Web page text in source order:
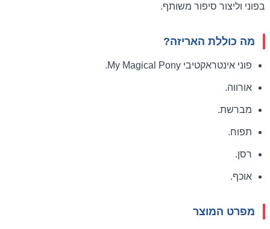
בפוני וליצור סיפור משותף.
מה כוללת האריזה?
פוני אינטראקטיבי My Magical Pony.
אורווה.
מברשת.
תפוח.
רסן.
אוכף.
מפרט המוצר